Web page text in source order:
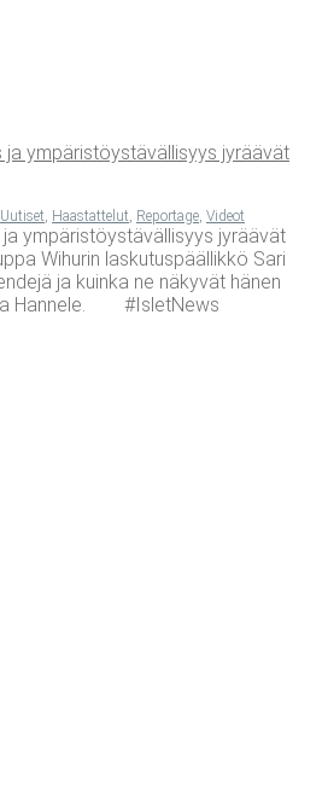
ja ympä­ris­töys­tä­väl­li­syys jyrää­vät
Uutiset, Haastattelut, Reportage, Videot
ympäristöystävällisyys jyräävät
Wihurin laskutuspäällikkö Sari
ja kuinka ne näkyvät hänen
Hannele. #IsletNews